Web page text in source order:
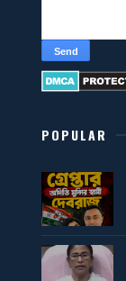
POPULAR